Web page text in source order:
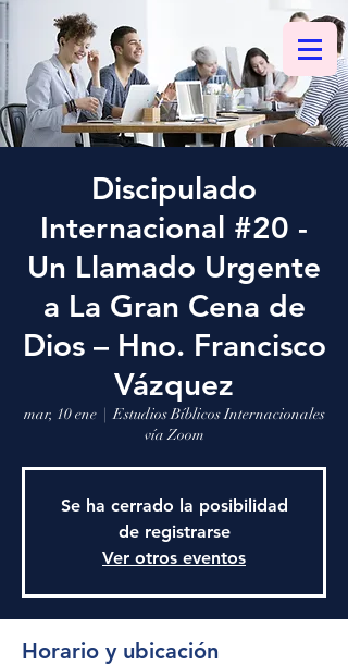
Discipulado
Internacional #20 -
Un Llamado Urgente
a La Gran Cena de
Dios – Hno. Francisco
Vázquez
mar, 10 ene
  |
Estudios Bíblicos Internacionales
vía Zoom
Se ha cerrado la posibilidad
de registrarse
Ver otros eventos
Horario y ubicación